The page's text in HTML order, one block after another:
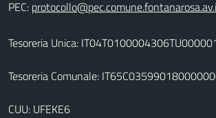
PEC:
Tesoreria Unica:
Tesoreria Comunale:
CUU: UFEKE6